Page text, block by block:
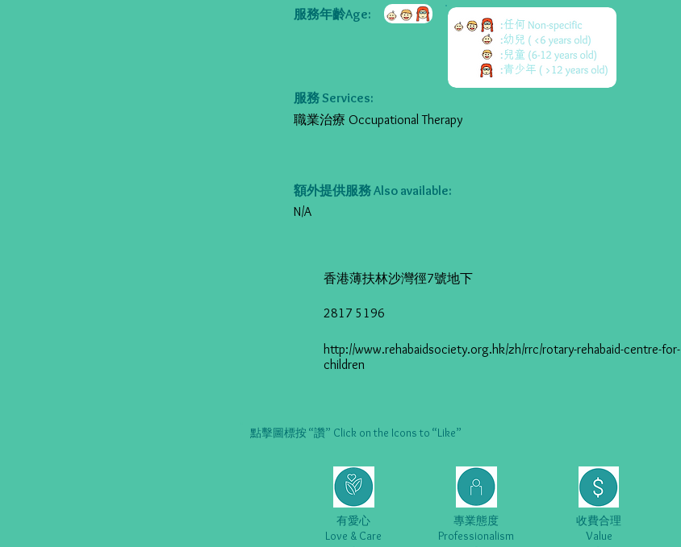
服務年齡Age:
服務 Services:
職業治療 Occupational Therapy
額外提供服務 Also available:
N/A
香港薄扶林沙灣徑7號地下
2817 5196
http://www.rehabaidsociety.org.hk/zh/rrc/rotary-rehabaid-centre-for-
children
點擊圖標按 “讚” Click on the Icons to “Like”
有愛心
Love & Care
專業態度
Professionalism
收費合理
Value